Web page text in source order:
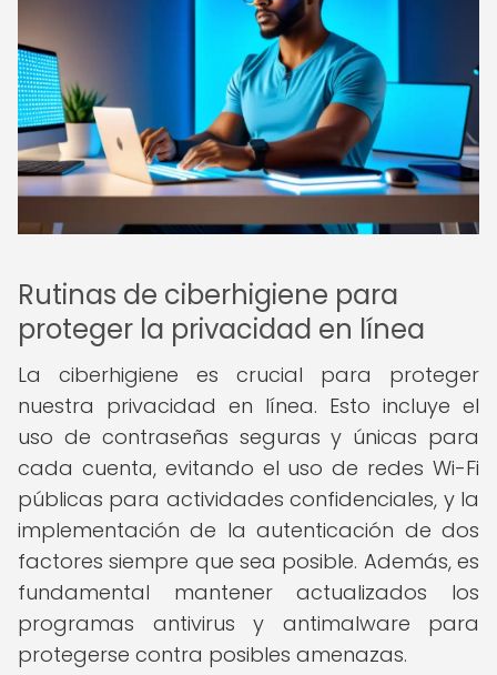
Rutinas de ciberhigiene para
proteger la privacidad en línea
La ciberhigiene es crucial para proteger
nuestra privacidad en línea. Esto incluye el
uso de contraseñas seguras y únicas para
cada cuenta, evitando el uso de redes Wi-Fi
públicas para actividades confidenciales, y la
implementación de la autenticación de dos
factores siempre que sea posible. Además, es
fundamental mantener actualizados los
programas antivirus y antimalware para
protegerse contra posibles amenazas.